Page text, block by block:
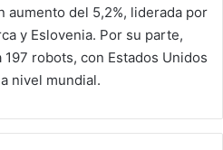
aumento del 5,2%, liderada por
y Eslovenia. Por su parte,
robots, con Estados Unidos
nivel mundial.